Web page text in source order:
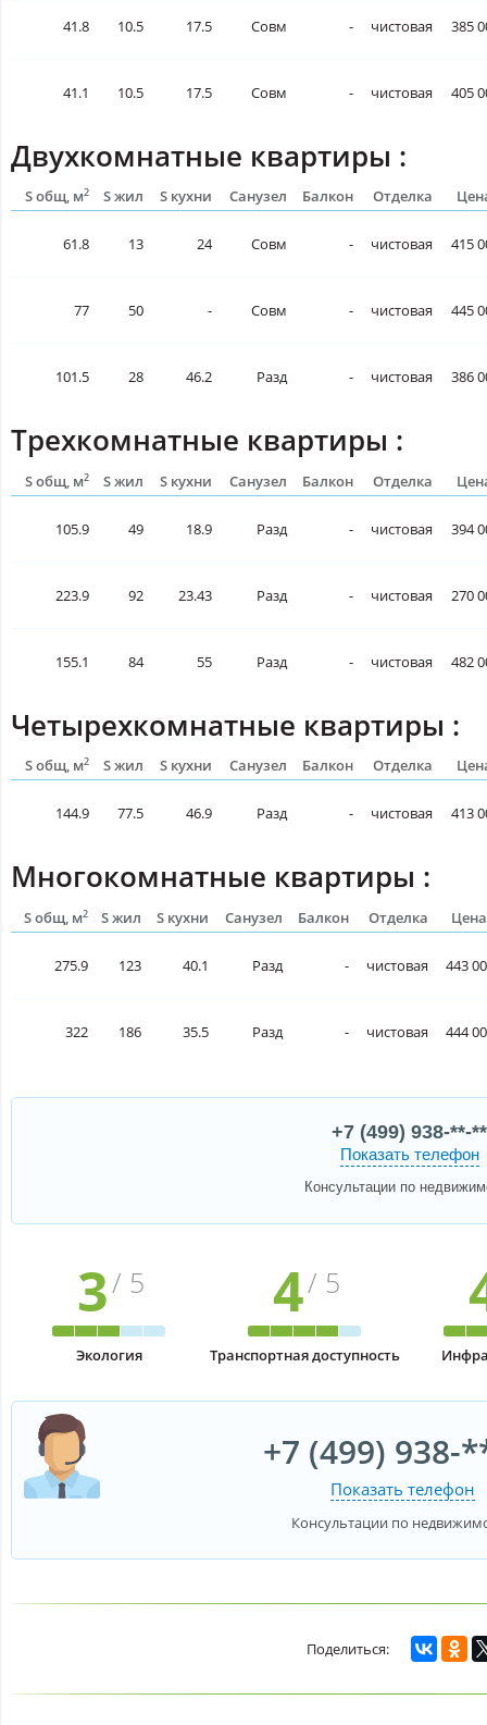
41.8 10.5 17.5 Совм - чистовая 385
41.1 10.5 17.5 Совм - чистовая 405
Двухкомнатные квартиры :
S общ, м2 S жил S кухни Санузел Балкон Отделка
61.8 13 24 Совм - чистовая 415
77 50 - Совм - чистовая 445
101.5 28 46.2 Разд - чистовая 386
Трехкомнатные квартиры :
S общ, м2 S жил S кухни Санузел Балкон Отделка
105.9 49 18.9 Разд - чистовая 394
223.9 92 23.43 Разд - чистовая 270
155.1 84 55 Разд - чистовая 482
Четырехкомнатные квартиры :
S общ, м2 S жил S кухни Санузел Балкон Отделка
144.9 77.5 46.9 Разд - чистовая 413
Многокомнатные квартиры :
S общ, м2 S жил S кухни Санузел Балкон Отделка
275.9 123 40.1 Разд - чистовая 443
322 186 35.5 Разд - чистовая 444
+7 (499) 938-**-**
Показать телефон
Консультации по
3/ 5
Экология
4/ 5
Транспортная доступность
+7 (499) 938-
Показать телефон
Консультации по